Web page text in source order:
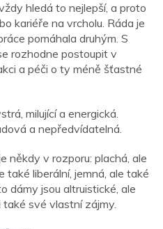
hledá to nejlepší, a proto
kariéře na vrcholu. Ráda je
pomáhala druhým. S
rozhodne postoupit v
a péči o ty méně šťastné
milující a energická.
a nepředvídatelná.
někdy v rozporu: plachá, ale
také liberální, jemná, ale také
dámy jsou altruistické, ale
své vlastní zájmy.